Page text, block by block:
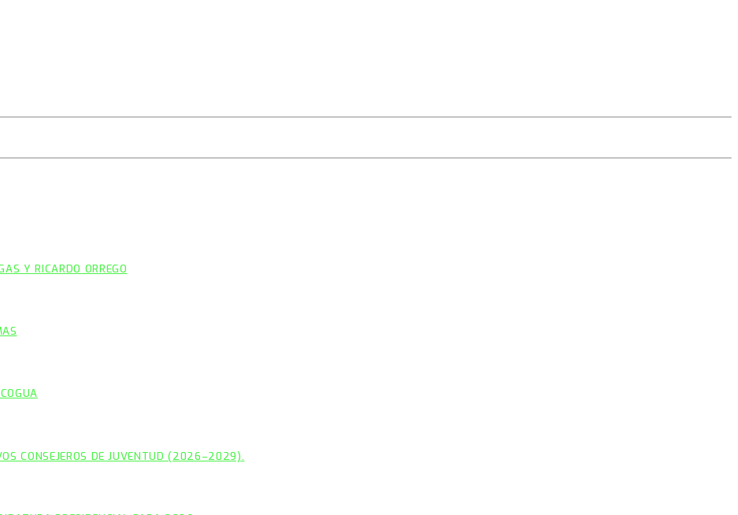
Y RICARDO ORREGO
CONSEJEROS DE JUVENTUD (2026–2029).